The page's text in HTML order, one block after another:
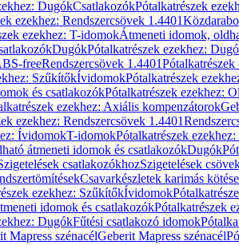
DugókCsatlakozókPótalkatrészek
ezekhez: Rendszercsövek 1.4401
ezekhez: T-idomokÁtmeneti idomok,
DugókPótalkatrészek ezekhez:
freeRendszercsövek 1.4401Pótalkatrészek
SzűkítőkÍvidomokPótalkatrészek
és csatlakozókPótalkatrészek ezekhez:
ezekhez: Axiális kompenzátorok
ezekhez: Rendszercsövek 1.4401
ÍvidomokT-idomokPótalkatrészek
átmeneti idomok és csatlakozókDugók
csatlakozókhozSzigetelések
Csavarkészletek karimás
ezekhez: SzűkítőkÍvidomok
idomok és csatlakozókPótalkatrészek
DugókFűtési csatlakozó idomok
Mapress szénacélGeberit Mapress szénacél